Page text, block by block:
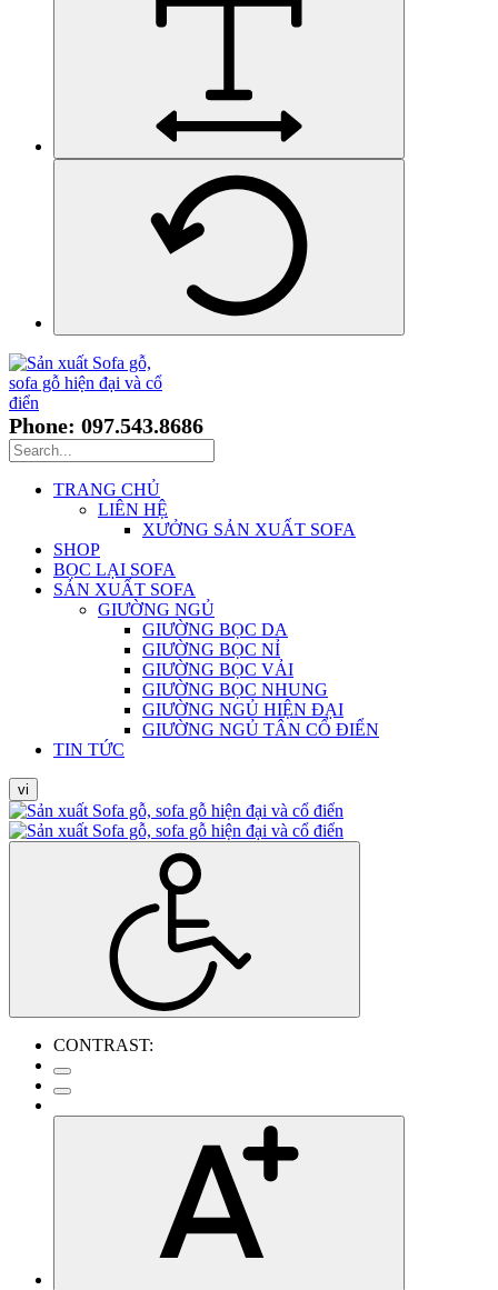
Phone: 097.543.8686
TRANG CHỦ
LIÊN HỆ
XƯỞNG SẢN XUẤT SOFA
SHOP
BỌC LẠI SOFA
SẢN XUẤT SOFA
GIƯỜNG NGỦ
GIƯỜNG BỌC DA
GIƯỜNG BỌC NỈ
GIƯỜNG BỌC VẢI
GIƯỜNG BỌC NHUNG
GIƯỜNG NGỦ HIỆN ĐẠI
GIƯỜNG NGỦ TÂN CỔ ĐIỂN
TIN TỨC
vi
CONTRAST: